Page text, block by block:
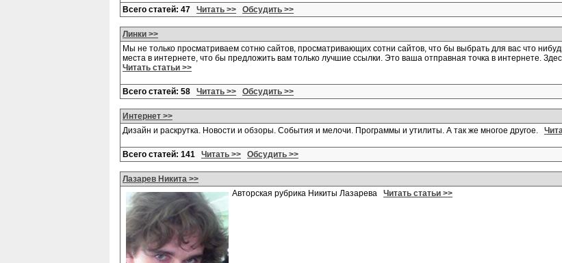
Всего статей: 47 Читать >> Обсудить >>
Линки >>
Мы не только просматриваем сотню сайтов, просматривающих сотни сайтов, что бы выбрать для вас что
места в интернете, что бы предложить вам только лучшие ссылки. Это ваша отправная точка в интернете.
Читать статьи >>
Всего статей: 58 Читать >> Обсудить >>
Интернет >>
Дизайн и раскрутка. Новости и обзоры. События и мелочи. Программы и утилиты. А так же многое другое.
Всего статей: 141 Читать >> Обсудить >>
Лазарев Никита >>
Авторская рубрика Никиты Лазарева Читать статьи >>